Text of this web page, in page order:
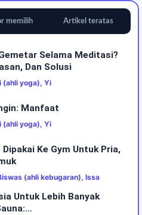
memilih Artikel teratas
Selama Meditasi?
Dan Solusi
(ahli yoga), Yi
Manfaat
(ahli yoga), Yi
Ke Gym Untuk Pria,
(ahli kebugaran), Issa
Untuk Lebih Banyak